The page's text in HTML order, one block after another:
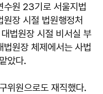
수원 23기로 서울지법
장 시절 법원행정처
법원장 시절 비서실 부
원장 체제에서는 사법
았다.
위원으로도 재직했다.